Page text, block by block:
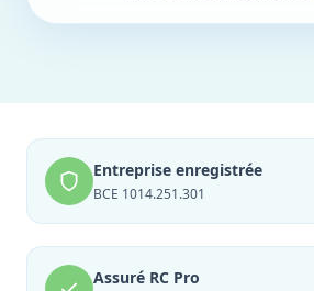
Entreprise enregistrée
BCE 1014.251.301
Assuré RC Pro